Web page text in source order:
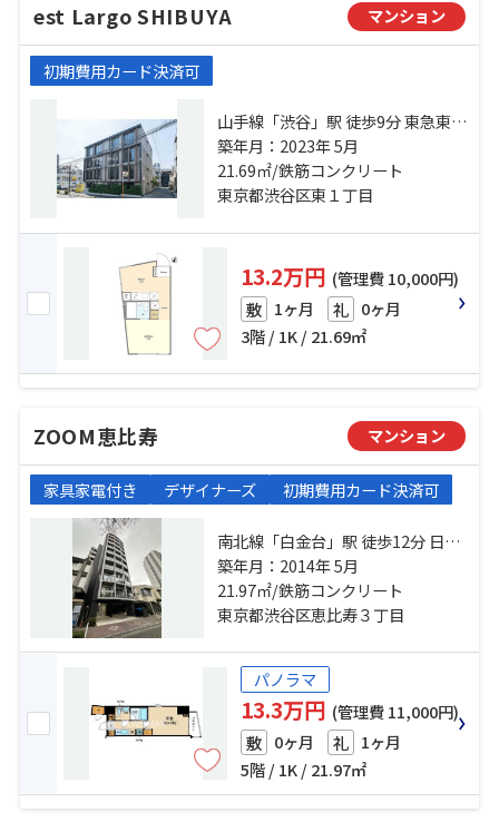
est Largo SHIBUYA マンション
初期費用カード決済可
山手線「渋谷」駅 徒歩9分 東急東横
線「代官山」駅 徒歩15分 山手線
「恵比寿」駅 徒歩14分
築年月：2023年 5月
21.69㎡/鉄筋コンクリート
東京都渋谷区東１丁目
13.2万円 (管理費 10,000円)
敷 1ヶ月 礼 0ヶ月
3階 / 1K / 21.69㎡
ZOOM恵比寿 マンション
家具家電付き デザイナーズ 初期費用カード決済可
南北線「白金台」駅 徒歩12分 日比
谷線「広尾」駅 徒歩13分 山手線
「恵比寿」駅 徒歩15分
築年月：2014年 5月
21.97㎡/鉄筋コンクリート
東京都渋谷区恵比寿３丁目
パノラマ
13.3万円 (管理費 11,000円)
敷 0ヶ月 礼 1ヶ月
5階 / 1K / 21.97㎡